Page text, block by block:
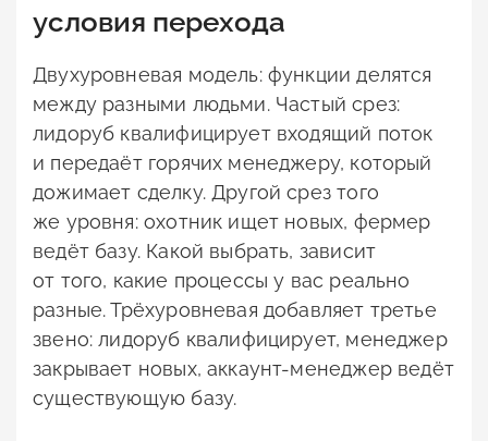
условия перехода
Двухуровневая модель: функции делятся
между разными людьми. Частый срез:
лидоруб квалифицирует входящий поток
и передаёт горячих менеджеру, который
дожимает сделку. Другой срез того
же уровня: охотник ищет новых, фермер
ведёт базу. Какой выбрать, зависит
от того, какие процессы у вас реально
разные. Трёхуровневая добавляет третье
звено: лидоруб квалифицирует, менеджер
закрывает новых, аккаунт-менеджер ведёт
существующую базу.